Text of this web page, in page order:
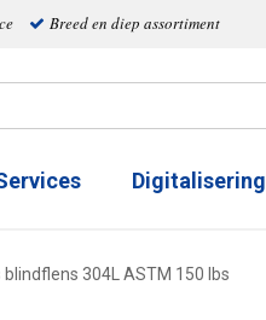
Breed en diep assortiment
Digitalisering
blindflens 304L ASTM 150 lbs